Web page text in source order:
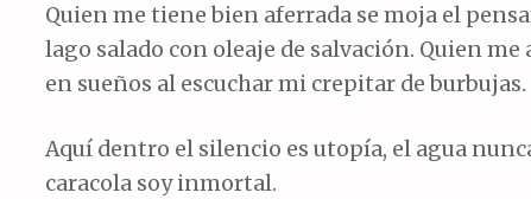
Quien me tiene bien aferrada se moja el
lago salado con oleaje de salvación. Quien
en sueños al escuchar mi crepitar de burbujas.
Aquí dentro el silencio es utopía, el agua
caracola soy inmortal.